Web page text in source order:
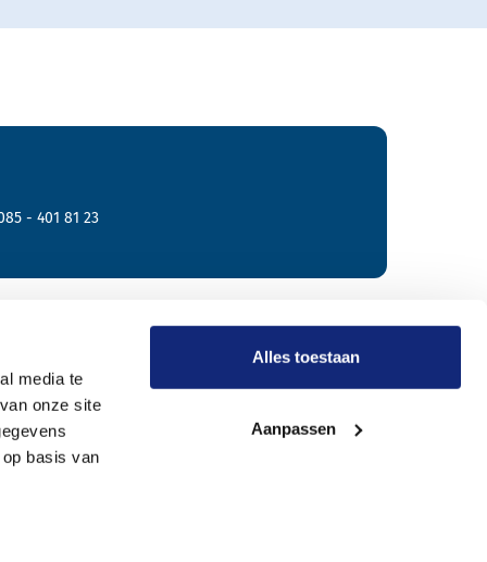
media te
onze site
basis van
Alles toestaan
Aanpassen
- 401 81 23
Onze werkwijze
Wie zijn wij?